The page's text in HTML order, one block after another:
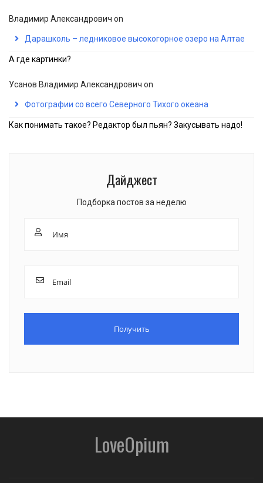
Владимир Александрович on
Дарашколь – ледниковое высокогорное озеро на Алтае
А где картинки?
Усанов Владимир Александрович on
Фотографии со всего Северного Тихого океана
Как понимать такое? Редактор был пьян? Закусывать надо!
Дайджест
Подборка постов за неделю
LoveOpium